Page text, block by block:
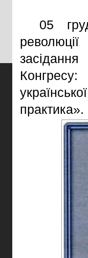
05
практика».